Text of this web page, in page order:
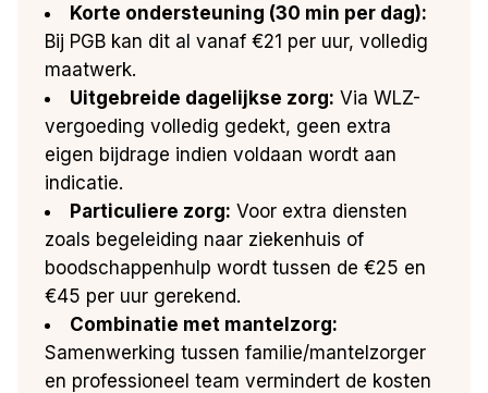
Korte ondersteuning (30 min per dag):
Bij PGB kan dit al vanaf €21 per uur, volledig
maatwerk.
Uitgebreide dagelijkse zorg: Via WLZ-
vergoeding volledig gedekt, geen extra
eigen bijdrage indien voldaan wordt aan
indicatie.
Particuliere zorg: Voor extra diensten
zoals begeleiding naar ziekenhuis of
boodschappenhulp wordt tussen de €25 en
€45 per uur gerekend.
Combinatie met mantelzorg:
Samenwerking tussen familie/mantelzorger
en professioneel team vermindert de kosten